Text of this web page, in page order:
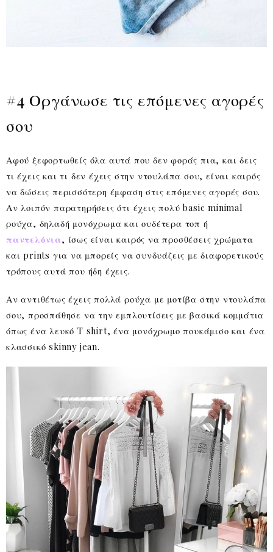
#4 Οργάνωσε τις επόμενες αγορές
σου
Αφού ξεφορτωθείς όλα αυτά που δεν φοράς πια, και δεις
τι έχεις και τι δεν έχεις στην ντουλάπα σου, είναι καιρός
να δώσεις περισσότερη έμφαση στις επόμενες αγορές σου.
Αν λοιπόν παρατηρήσεις ότι έχεις πολύ basic minimal
ρούχα, δηλαδή μονόχρωμα και ουδέτερα τοπ ή
παντελόνια, ίσως είναι καιρός να προσθέσεις χρώματα
και prints για να μπορείς να συνδυάζεις με διαφορετικούς
τρόπους αυτά που ήδη έχεις.
Αν αντιθέτως έχεις πολλά ρούχα με μοτίβα στην ντουλάπα
σου, προσπάθησε να την εμπλουτίσεις με βασικά κομμάτια
όπως ένα λευκό T shirt, ένα μονόχρωμο πουκάμισο και ένα
κλασσικό skinny jean.